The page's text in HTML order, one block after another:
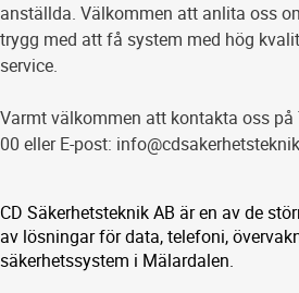
anställda. Välkommen att anlita oss
trygg med att få system med hög
service.
Varmt välkommen att kontakta oss på
00 eller E-post:
CD Säkerhetsteknik AB är en av de
av lösningar för data, telefoni,
säkerhetssystem i Mälardalen.